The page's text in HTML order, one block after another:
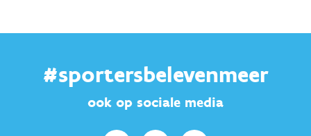
#sportersbelevenmeer
ook op sociale media